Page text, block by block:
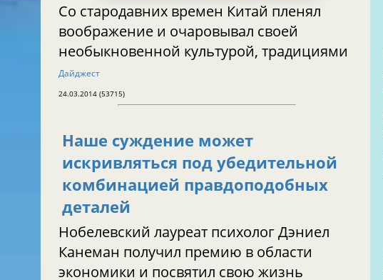
Со стародавних времен Китай пленял
воображение и очаровывал своей
необыкновенной культурой, традициями
Дайджест
24.03.2014 (53715)
Наше суждение может
искривляться под убедительной
комбинацией правдоподобных
деталей
Нобелевский лауреат психолог Дэниел
Канеман получил премию в области
экономики и посвятил свою жизнь